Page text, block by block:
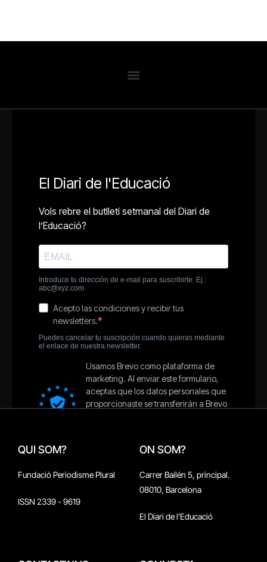
QUI SOM?
Fundació Periodisme Plural
ISSN 2339 - 9619
ON SOM?
Carrer Bailén 5, principal.
08010, Barcelona
El Diari de l'Educació